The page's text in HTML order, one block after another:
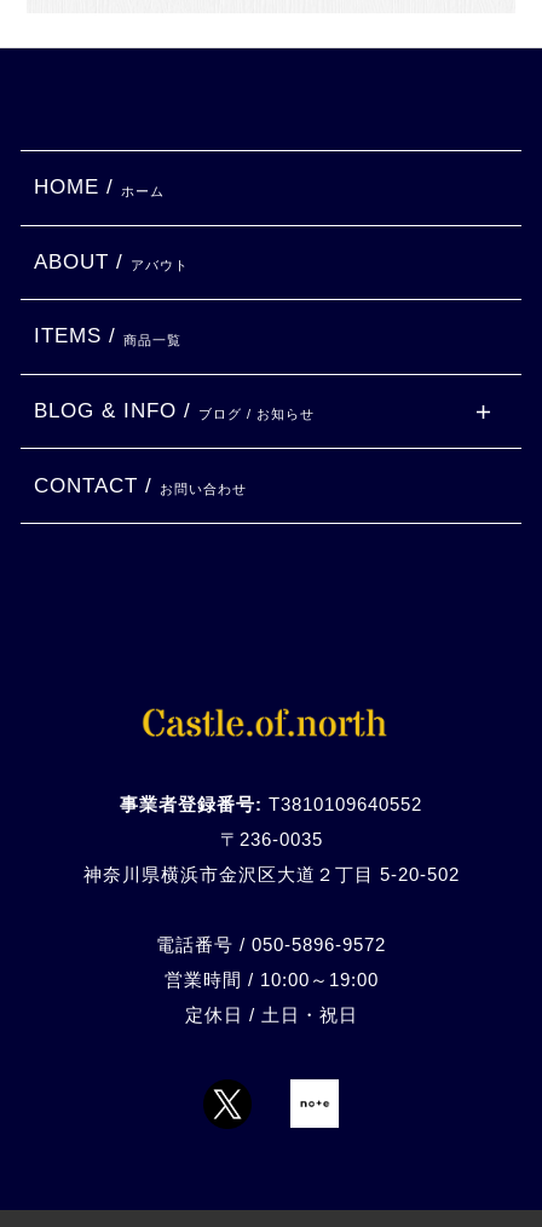
事業者登録番号: T3810109640552
〒236-0035
神奈川県横浜市金沢区大道２丁目 5-20-502
電話番号 / 050-5896-9572
営業時間 / 10:00～19:00
定休日 / 土日・祝日
HOME / ホーム
ABOUT / アバウト
ITEMS / 商品一覧
BLOG & INFO / ブログ / お知らせ
CONTACT / お問い合わせ